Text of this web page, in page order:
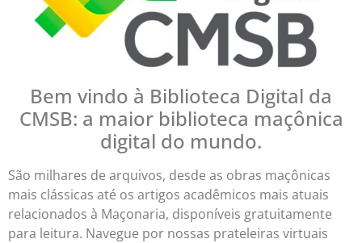
Bem vindo à Biblioteca Digital da
CMSB: a maior biblioteca maçônica
digital do mundo.
São milhares de arquivos, desde as obras maçônicas
mais clássicas até os artigos acadêmicos mais atuais
relacionados à Maçonaria, disponíveis gratuitamente
para leitura. Navegue por nossas prateleiras virtuais